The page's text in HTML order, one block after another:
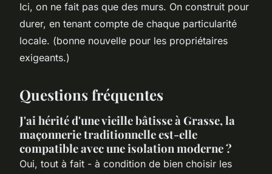
Ici, on ne fait pas que des murs. On construit pour
durer, en tenant compte de chaque particularité
locale. (bonne nouvelle pour les propriétaires
exigeants.)
Questions fréquentes
J'ai hérité d'une vieille bâtisse à Grasse, la
maçonnerie traditionnelle est-elle
compatible avec une isolation moderne ?
Oui, tout à fait - à condition de bien choisir les